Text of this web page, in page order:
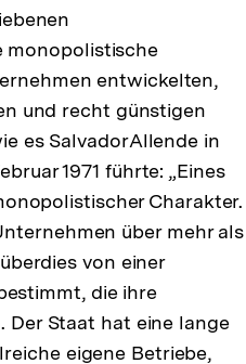
monopolistische
entwickelten,
und recht günstigen
es SalvadorAllende in
1971 führte: „Eines
Charakter.
über mehr als
von einer
die ihre
Der Staat hat eine lange
eigene Betriebe,